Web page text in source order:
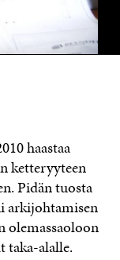
haastaa
ketteryyteen
Pidän tuosta
arkijohtamisen
olemassaoloon
taka-alalle.